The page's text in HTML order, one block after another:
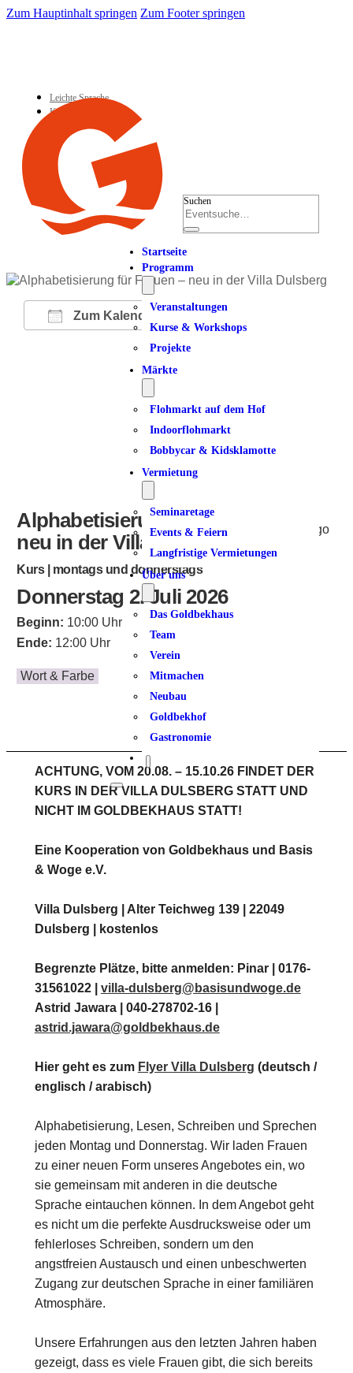
Zum Hauptinhalt springen Zum Footer springen
Leichte Sprache
Kontakt
Suchen
Startseite
Programm
Veranstaltungen
Kurse & Workshops
Projekte
Märkte
Flohmarkt auf dem Hof
Indoorflohmarkt
Bobbycar & Kidsklamotte
Vermietung
Seminaretage
Events & Feiern
Langfristige Vermietungen
Über uns
Das Goldbekhaus
Team
Verein
Mitmachen
Neubau
Goldbekhof
Gastronomie
Zum Kalender hinzufügen
ICS herunterladen
Google Kalender
iCalendarOffice 365
Alphabetisierung für Frauen –
neu in der Villa Dulsberg
Kurs | montags und donnerstags
Donnerstag 2. Juli 2026
Beginn: 10:00 Uhr
Ende: 12:00 Uhr
Wort & Farbe
ACHTUNG, VOM 20.08. – 15.10.26 FINDET DER
KURS IN DER VILLA DULSBERG STATT UND
NICHT IM GOLDBEKHAUS STATT!
Eine Kooperation von Goldbekhaus und Basis
& Woge e.V.
Villa Dulsberg | Alter Teichweg 139 | 22049
Dulsberg | kostenlos
Begrenzte Plätze, bitte anmelden: Pinar | 0176-
31561022 | villa-dulsberg@basisundwoge.de
Astrid Jawara | 040-278702-16 |
astrid.jawara@goldbekhaus.de
Hier geht es zum Flyer Villa Dulsberg (deutsch /
englisch / arabisch)
Alphabetisierung, Lesen, Schreiben und Sprechen
jeden Montag und Donnerstag. Wir laden Frauen
zu einer neuen Form unseres Angebotes ein, wo
sie gemeinsam mit anderen in die deutsche
Sprache eintauchen können. In dem Angebot geht
es nicht um die perfekte Ausdrucksweise oder um
fehlerloses Schreiben, sondern um den
angstfreien Austausch und einen unbeschwerten
Zugang zur deutschen Sprache in einer familiären
Atmosphäre.
Unsere Erfahrungen aus den letzten Jahren haben
gezeigt, dass es viele Frauen gibt, die sich bereits